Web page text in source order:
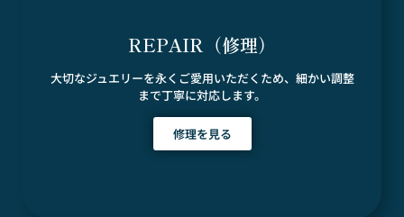
REPAIR（修理）
大切なジュエリーを永くご愛用いただくため、細かい調整
まで丁寧に対応します。
修理を見る